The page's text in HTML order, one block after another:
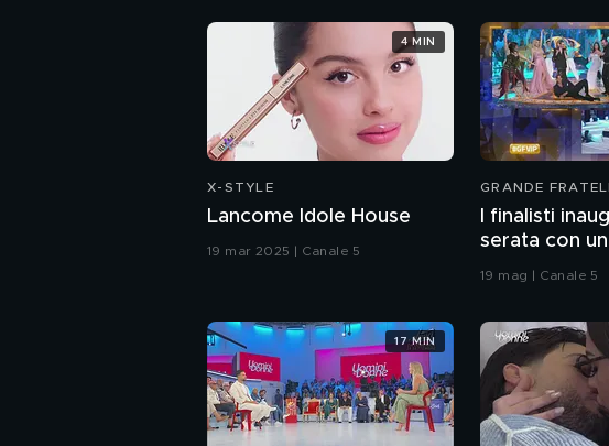
X-STYLE
Lancome Idole House
19 mar 2025 | Canale 5
4 MIN
GRANDE
I finalisti
serata con
coreografia
19 mag | Canale 5
17 MIN